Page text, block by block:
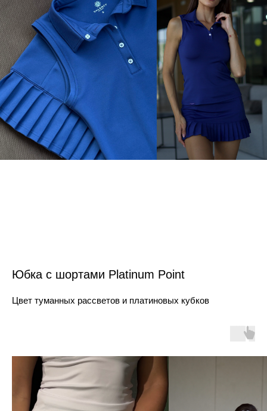
Юбка с шортами Platinum Point
Цвет туманных рассветов и платиновых кубков